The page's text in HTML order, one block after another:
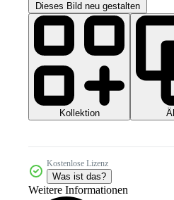
Dieses Bild neu gestalten
Kollektion
Kostenlose Lizenz
Was ist das?
Weitere Informationen